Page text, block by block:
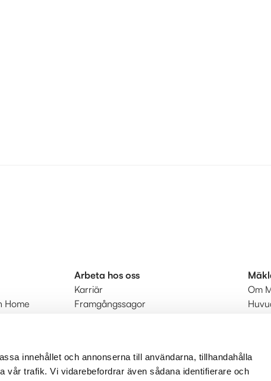
innehållet och annonserna till användarna, tillhandahålla
vår trafik. Vi vidarebefordrar även sådana identifierare och
Home
Arbeta hos oss
Karriär
Framgångssagor
Om